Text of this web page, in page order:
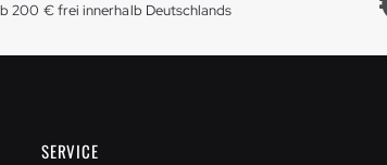
200 € frei innerhalb Deutschlands
SERVICE